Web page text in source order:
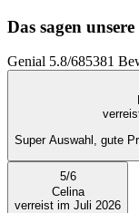
Das sagen
Genial 5.8/685381
Super Auswahl, gute
5/6
Celina
verreist im Juli 2026